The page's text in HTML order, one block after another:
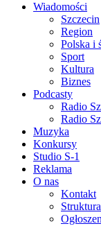
Wiadomości
Szczecin
Region
Polska i
Sport
Kultura
Biznes
Podcasty
Radio
Radio
Muzyka
Konkursy
Studio S-1
Reklama
O nas
Kontakt